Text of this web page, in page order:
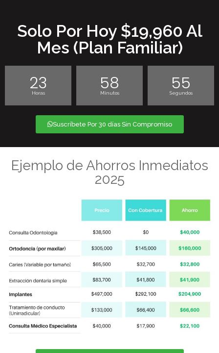
Solo Por Hoy $19,960 Al
Mes (plan Familiar)
23
Horas 58
Minutos 55
Segundos
Suscríbete Por 30 días Sin Compromiso
Ejemplo de Ahorros Inmediatos
2025